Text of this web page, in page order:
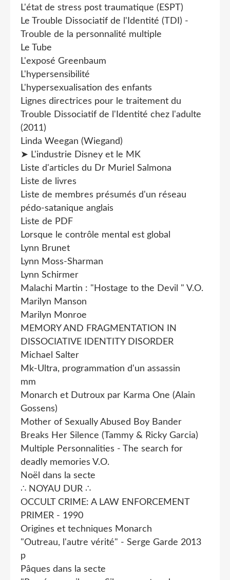
L'état de stress post traumatique (ESPT)
Le Trouble Dissociatif de l'Identité (TDI) -
Trouble de la personnalité multiple
Le Tube
L'exposé Greenbaum
L'hypersensibilité
L'hypersexualisation des enfants
Lignes directrices pour le traitement du
Trouble Dissociatif de l'Identité chez l'adulte
(2011)
Linda Weegan (Wiegand)
➤ L'industrie Disney et le MK
Liste d'articles du Dr Muriel Salmona
Liste de livres
Liste de membres présumés d'un réseau
pédo-satanique anglais
Liste de PDF
Lorsque le contrôle mental est global
Lynn Brunet
Lynn Moss-Sharman
Lynn Schirmer
Malachi Martin : "Hostage to the Devil " V.O.
Marilyn Manson
Marilyn Monroe
MEMORY AND FRAGMENTATION IN
DISSOCIATIVE IDENTITY DISORDER
Michael Salter
Mk-Ultra, programmation d'un assassin
mm
Monarch et Dutroux par Karma One (Alain
Gossens)
Mother of Sexually Abused Boy Bander
Breaks Her Silence (Tammy & Ricky Garcia)
Multiple Personnalities - The search for
deadly memories V.O.
Noël dans la secte
∴ NOYAU DUR ∴
OCCULT CRIME: A LAW ENFORCEMENT
PRIMER - 1990
Origines et techniques Monarch
"Outreau, l'autre vérité" - Serge Garde 2013
p
Pâques dans la secte